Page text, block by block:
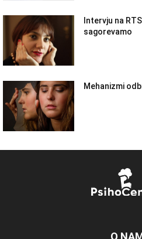
Intervju na
sagorevamo
Mehanizmi
O